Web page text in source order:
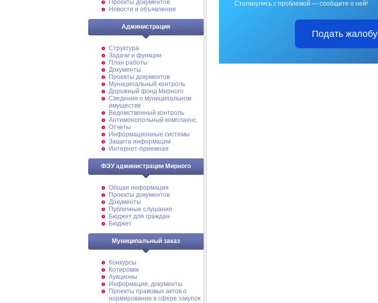
Проекты документов
Новости и объявления
Администрация
Структура
Задачи и функции
План работы
Документы
Проекты документов
Муниципальный контроль
Дорожный фонд Мирного
Cведения о муниципальном
имуществе
Ведомственный контроль
Антимонопольный комплаенс
Отчеты
Информационные системы
Защита информации
Интернет-приемная
ФЭУ администрации Мирного
Общая информация
Проекты документов
Документы
Публичные слушания
Бюджет для граждан
Бюджет
Муниципальный заказ
Конкурсы
Котировки
Аукционы
Информация, документы
Проекты правовых актов о
нормировании в сфере закупок
Столкнулись с проблемой — сообщите о ней!
Подать жалобу